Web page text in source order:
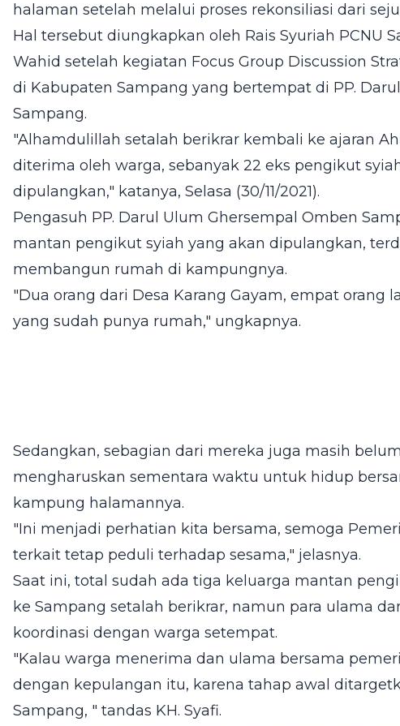
halaman setelah melalui proses rekonsiliasi dari
Hal tersebut diungkapkan oleh Rais Syuriah PCNU
Wahid setelah kegiatan Focus Group Discussion
di Kabupaten Sampang yang bertempat di PP.
Sampang.
"Alhamdulillah setalah berikrar kembali ke ajaran
diterima oleh warga, sebanyak 22 eks pengikut
dipulangkan," katanya, Selasa (30/11/2021).
Pengasuh PP. Darul Ulum Ghersempal Omben
mantan pengikut syiah yang akan dipulangkan,
membangun rumah di kampungnya.
"Dua orang dari Desa Karang Gayam, empat orang
yang sudah punya rumah," ungkapnya.
Sedangkan, sebagian dari mereka juga masih
mengharuskan sementara waktu untuk hidup
kampung halamannya.
"Ini menjadi perhatian kita bersama, semoga
terkait tetap peduli terhadap sesama," jelasnya.
Saat ini, total sudah ada tiga keluarga mantan
ke Sampang setalah berikrar, namun para ulama
koordinasi dengan warga setempat.
"Kalau warga menerima dan ulama bersama
dengan kepulangan itu, karena tahap awal
Sampang, " tandas KH. Syafi.